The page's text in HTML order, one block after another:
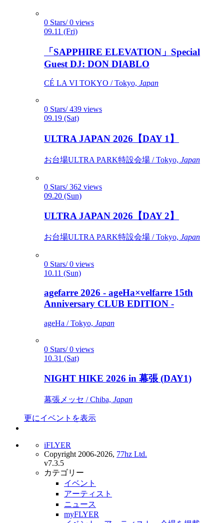
0 Stars/ 0 views
09.11 (Fri)
「SAPPHIRE ELEVATION」Special
Guest DJ: DON DIABLO
CÉ LA VI TOKYO / Tokyo, Japan
0 Stars/ 439 views
09.19 (Sat)
ULTRA JAPAN 2026【DAY 1】
お台場ULTRA PARK特設会場 / Tokyo, Japan
0 Stars/ 362 views
09.20 (Sun)
ULTRA JAPAN 2026【DAY 2】
お台場ULTRA PARK特設会場 / Tokyo, Japan
0 Stars/ 0 views
10.11 (Sun)
agefarre 2026 - ageHa×velfarre 15th
Anniversary CLUB EDITION -
ageHa / Tokyo, Japan
0 Stars/ 0 views
10.31 (Sat)
NIGHT HIKE 2026 in 幕張 (DAY1)
幕張メッセ / Chiba, Japan
更にイベントを表示
iFLYER
Copyright 2006-2026, 77hz Ltd.
v7.3.5
カテゴリー
イベント
アーティスト
ニュース
myFLYER